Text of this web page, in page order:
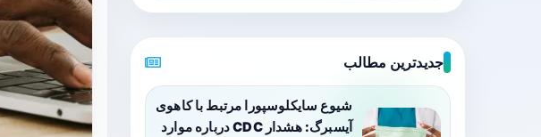
جدیدترین مطالب
شیوع سایکلوسپورا مرتبط با کاهوی
آیسبرگ: هشدار CDC درباره موارد